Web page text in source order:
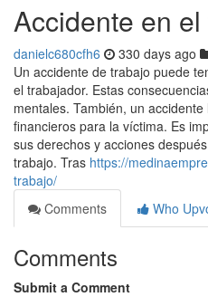
Accidente en
danielc680cfh6 330 days ago
Un accidente de trabajo puede
el trabajador. Estas
mentales. También, un
financieros para la víctima. Es
sus derechos y acciones
trabajo. Tras https://
trabajo/
Comments
Who
Comments
Submit a Comment